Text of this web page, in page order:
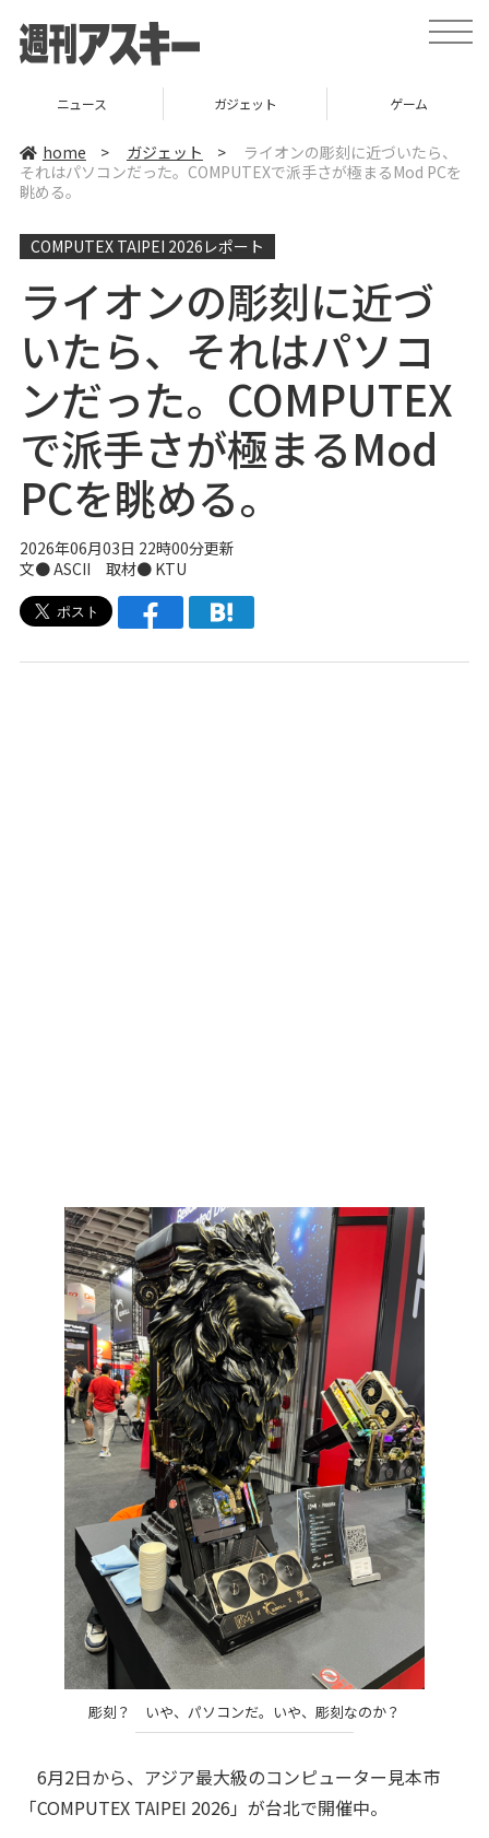
t
o
i
ニュース ガジェット ゲーム
home > ガジェット >
ライオンの彫刻に近づいたら、
それはパソコンだった。COMPUTEXで派手さが極まるMod PCを
眺める。
COMPUTEX TAIPEI 2026レポート
ライオンの彫刻に近づ
いたら、それはパソコ
ンだった。COMPUTEX
で派手さが極まるMod
PCを眺める。
2026年06月03日 22時00分更新
文● ASCII 取材● KTU
彫刻？ いや、パソコンだ。いや、彫刻なのか？
6月2日から、アジア最大級のコンピューター見本市
「COMPUTEX TAIPEI 2026」が台北で開催中。